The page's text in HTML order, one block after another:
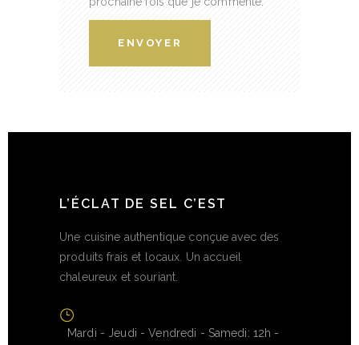
L’ÉCLAT DE SEL C’EST
Une cuisine authentique conçue avec des
produits frais et locaux. Un accueil
chaleureux et souriant.
Mardi - Jeudi - Vendredi - Samedi: 12h -